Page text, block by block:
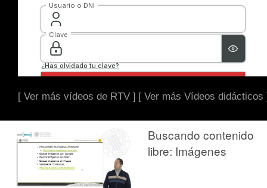
[ Ver más vídeos de RTV ] [ Ver más Vídeos didácticos
Buscando contenido
libre: Imágenes